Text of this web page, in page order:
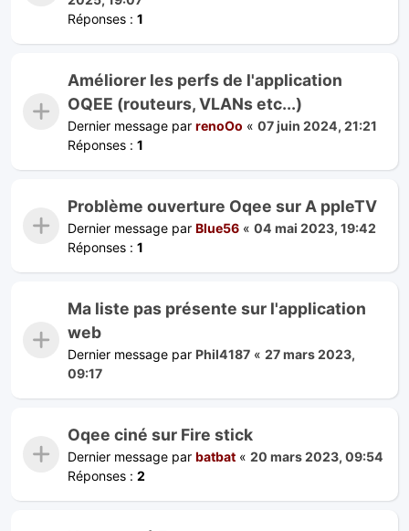
Réponses : 1
Améliorer les perfs de l'application
OQEE (routeurs, VLANs etc...)
Dernier message par renoOo « 07 juin 2024, 21:21
Réponses : 1
Problème ouverture Oqee sur A ppleTV
Dernier message par Blue56 « 04 mai 2023, 19:42
Réponses : 1
Ma liste pas présente sur l'application
web
Dernier message par Phil4187 « 27 mars 2023,
09:17
Oqee ciné sur Fire stick
Dernier message par batbat « 20 mars 2023, 09:54
Réponses : 2